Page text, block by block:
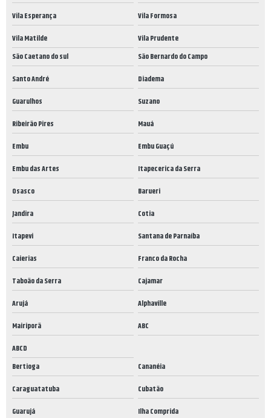
Vila Esperança
Vila Formosa
Vila Matilde
Vila Prudente
São Caetano do sul
São Bernardo do Campo
Santo André
Diadema
Guarulhos
Suzano
Ribeirão Pires
Mauá
Embu
Embu Guaçú
Embu das Artes
Itapecerica da Serra
Osasco
Barueri
Jandira
Cotia
Itapevi
Santana de Parnaíba
Caierias
Franco da Rocha
Taboão da Serra
Cajamar
Arujá
Alphaville
Mairiporã
ABC
ABCD
Bertioga
Cananéia
Caraguatatuba
Cubatão
Guarujá
Ilha Comprida